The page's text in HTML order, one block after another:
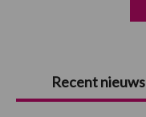
Primaire
Sidebar
Recent nieuws